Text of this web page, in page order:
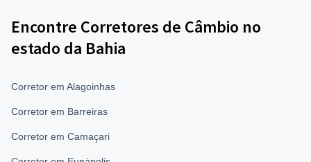
Encontre Corretores de Câmbio no
estado da Bahia
Corretor em Alagoinhas
Corretor em Barreiras
Corretor em Camaçari